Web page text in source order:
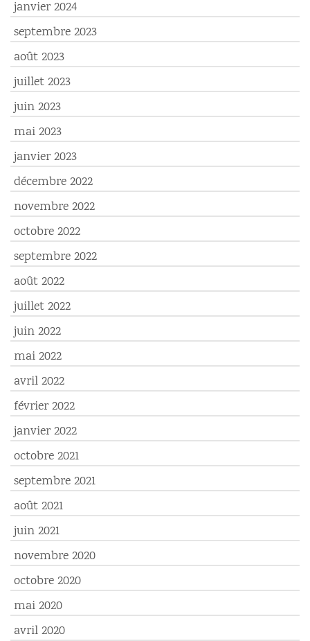
janvier 2024
septembre 2023
août 2023
juillet 2023
juin 2023
mai 2023
janvier 2023
décembre 2022
novembre 2022
octobre 2022
septembre 2022
août 2022
juillet 2022
juin 2022
mai 2022
avril 2022
février 2022
janvier 2022
octobre 2021
septembre 2021
août 2021
juin 2021
novembre 2020
octobre 2020
mai 2020
avril 2020